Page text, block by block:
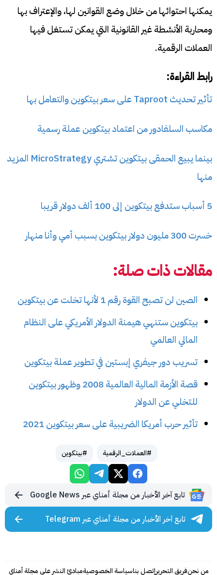
يمكنها احتوائها من خلال وضع القوانين لها، والإعتراف بها
ومحاربة الأنشطة غير القانونية التي يمكن تستغل فيها
العملات الرقمية.
رابط القراءة:
تأثير تحديث Taproot على سعر بيتكوين والتعامل بها
مكاسب السلفادور من اعتماد بيتكوين عملة رسمية
بينما يبيع الحمقى بيتكوين تشتري MicroStrategy المزيد
منها
5 أسباب ستدفع بيتكوين إلى 100 ألف دولار قريبا
خسرت 300 مليون دولار بيتكوين بسبب أمي وأنا منهار
مقالات ذات صلة:
الصين لن تصبح القوة رقم 1 لأنها تخلت عن بيتكوين
بيتكوين ستنهي هيمنة الدولار الأمريكي على النظام
المالي العالمي
تسريب دور جيفري إبستين في تطوير عملة بيتكوين
قصة الأزمة المالية العالمية 2008 وظهور بيتكوين
للتخلي عن الدولار
تأثير حرب أمريكا الضريبية على سعر بيتكوين 2021
#العملات_الرقمية #بيتكوين
تابع آخر الأخبار من مجلة أمناي عبر Google News
تابع آخر الأخبار من مجلة أمناي عبر Telegram
من نحنفريق التحريرإتصل بناسياسة الخصوصيةمبادئ النشر على مجلة أمناي